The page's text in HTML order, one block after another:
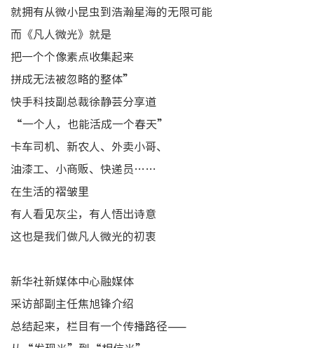
就拥有从微小昆虫到浩瀚星海的无限可能
而《凡人微光》就是
把一个个像素点收集起来
拼成无法被忽略的整体”
快手科技副总裁徐静芸分享道
“一个人，也能活成一个春天”
卡车司机、新农人、外卖小哥、
油漆工、小商贩、快递员……
在生活的褶皱里
有人看见灰尘，有人悟出诗意
这也是我们做凡人微光的初衷
新华社新媒体中心融媒体
采访部副主任焦旭锋介绍
总结起来，栏目有一个传播路径——